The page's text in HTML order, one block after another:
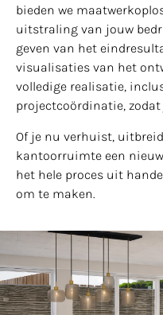
bieden we
uitstraling van jouw
geven van het
visualisaties van het
volledige realisatie,
projectcoördinatie,
Of je nu verhuist,
kantoorruimte een
het hele proces uit
om te maken.